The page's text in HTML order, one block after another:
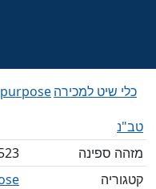
כלי שיט למכירהpurpose
טב"נ
מזהה ספינה
קטגוריה